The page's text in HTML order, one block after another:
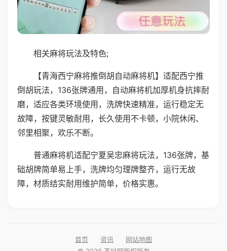
相关麻将玩法及特色;
【青海西宁麻将推倒胡自动麻将机】适配西宁推
倒胡玩法，136张牌通用，自动麻将机加厚机身抗摔耐
磨，适应各类环境使用，洗牌快速精准，运行稳定无
故障，按键灵敏耐用，长久使用不卡顿，小院休闲、
邻里相聚，欢乐不断。
普通麻将机适配宁夏吴忠麻将玩法，136张牌，基
础胡牌简单易上手，洗牌均匀理牌整齐，运行无故
障，材质结实耐用维护简单，价格实惠。
首页 资讯
网站地图